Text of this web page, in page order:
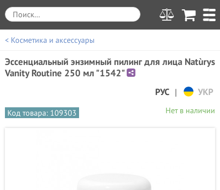
< Косметика и аксессуары
Эссенциальный энзимный пилинг для лица Natùrys
Vanity Routine 250 мл "1542"
РУС | УКР
Код товара: 109303 Нет в наличии